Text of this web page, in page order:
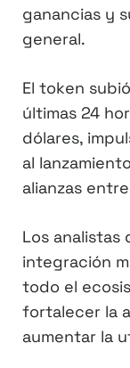
ganancias y
general.
El token
últimas 24
dólares,
al
alianzas
Los analistas
integración
todo el
fortalecer la
aumentar la